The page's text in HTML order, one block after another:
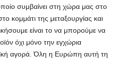
συμβαίνει στη χώρα μας στο
κομμάτι της μεταξουργίας και
είναι το να μπορούμε να
όχι μόνο την εγχώρια
αγορά. Όλη η Ευρώπη αυτή τη